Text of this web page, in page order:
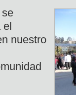
el
nuestro